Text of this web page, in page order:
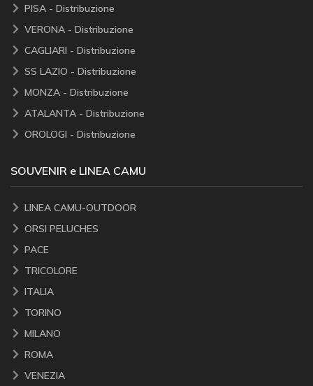
PISA - Distribuzione
VERONA - Distribuzione
CAGLIARI - Distribuzione
SS LAZIO - Distribuzione
MONZA - Distribuzione
ATALANTA - Distribuzione
OROLOGI - Distribuzione
SOUVENIR e LINEA CAMU
LINEA CAMU-OUTDOOR
ORSI PELUCHES
PACE
TRICOLORE
ITALIA
TORINO
MILANO
ROMA
VENEZIA